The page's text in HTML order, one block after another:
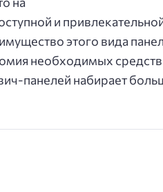
и
этого вида
необходимых средств
панелей набирает